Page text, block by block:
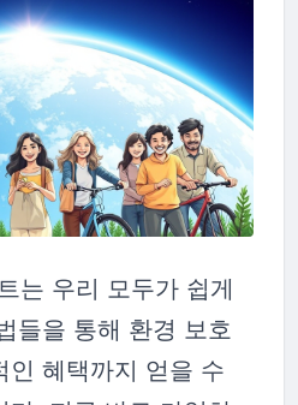
는 우리 모두가 쉽게
들을 통해 환경 보호
인 혜택까지 얻을 수